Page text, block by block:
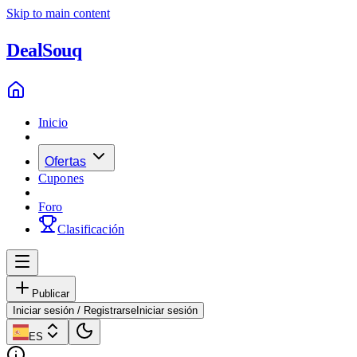
Skip to main content
DealSouq
Inicio
Ofertas
Cupones
Foro
Clasificación
Publicar
Iniciar sesión / Registrarse Iniciar sesión
ES